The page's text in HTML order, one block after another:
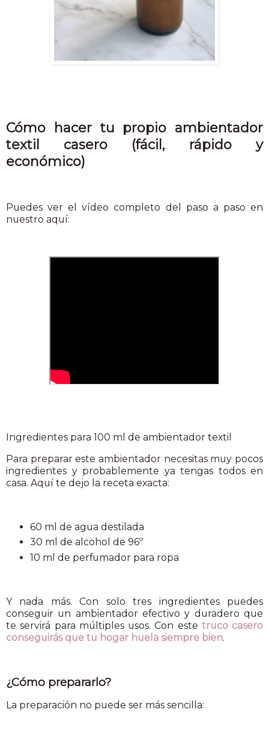
Cómo hacer tu propio ambientador
textil casero (fácil, rápido y
económico)
Puedes ver el vídeo completo del paso a paso en
nuestro aquí:
Ingredientes para 100 ml de ambientador textil
Para preparar este ambientador necesitas muy pocos
ingredientes y probablemente ya tengas todos en
casa. Aquí te dejo la receta exacta:
60 ml de agua destilada
30 ml de alcohol de 96º
10 ml de perfumador para ropa
Y nada más. Con solo tres ingredientes puedes
conseguir un ambientador efectivo y duradero que
te servirá para múltiples usos. Con este truco casero
conseguirás que tu hogar huela siempre bien.
¿Cómo prepararlo?
La preparación no puede ser más sencilla: